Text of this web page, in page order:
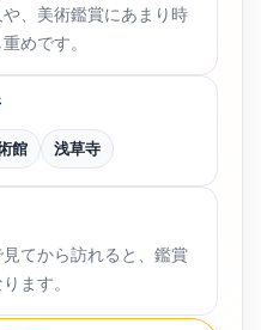
、美術鑑賞にあまり時
めです。
館 浅草寺
てから訪れると、鑑賞
ます。